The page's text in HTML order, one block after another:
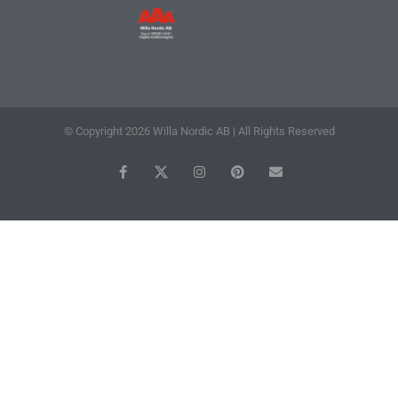
© Copyright 2026 Willa Nordic AB | All Rights Reserved